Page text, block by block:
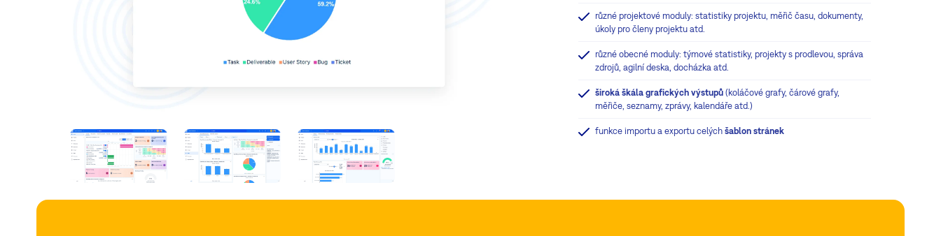
různé projektové moduly: statistiky projektu, měřič času, dokumenty,
úkoly pro členy projektu atd.
různé obecné moduly: týmové statistiky, projekty s prodlevou, správa
zdrojů, agilní deska, docházka atd.
široká škála grafických výstupů (koláčové grafy, čárové grafy,
měřiče, seznamy, zprávy, kalendáře atd.)
funkce importu a exportu celýchšablon stránek